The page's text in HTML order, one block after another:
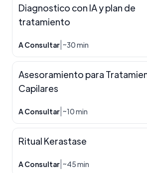
Diagnostico con IA y plan de
tratamiento
A Consultar ~30 min
Asesoramiento para
Capilares
A Consultar ~10 min
Ritual Kerastase
A Consultar ~45 min